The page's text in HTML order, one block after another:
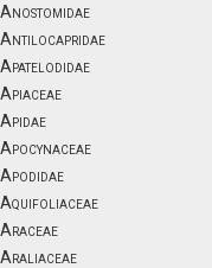
Anostomidae
Antilocapridae
Apatelodidae
Apiaceae
Apidae
Apocynaceae
Apodidae
Aquifoliaceae
Araceae
Araliaceae